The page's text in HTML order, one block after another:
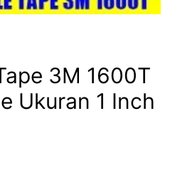
3M 1600T
Ukuran 1 Inch